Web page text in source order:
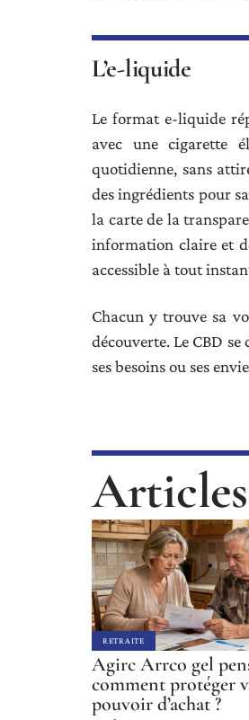
L’e-liquide
Le format e-liquide
avec une cigarette
quotidienne, sans
des ingrédients pour
la carte de la
information claire et
accessible à tout
Chacun y trouve sa
découverte. Le CBD
ses besoins ou ses
RETRAITE
Agirc Arrco gel
comment protéger
pouvoir d’achat ?